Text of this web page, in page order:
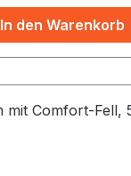
In den Warenkorb